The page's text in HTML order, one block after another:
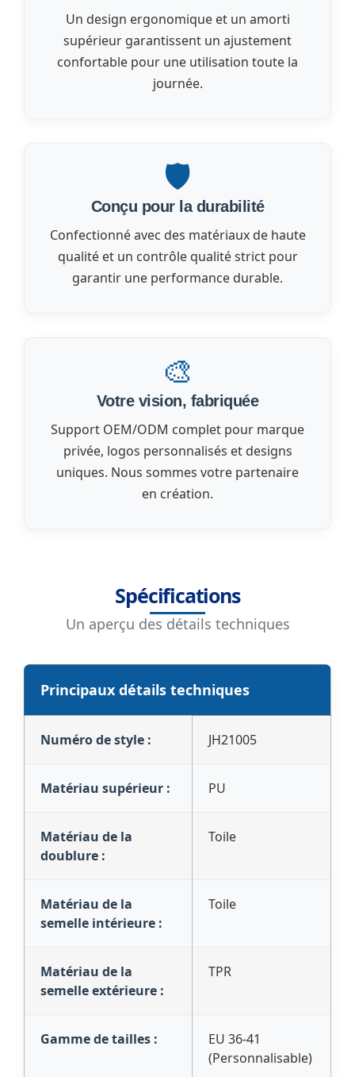
Un design ergonomique et un amorti
supérieur garantissent un ajustement
confortable pour une utilisation toute la
journée.
🛡️
Conçu pour la durabilité
Confectionné avec des matériaux de haute
qualité et un contrôle qualité strict pour
garantir une performance durable.
🎨
Votre vision, fabriquée
Support OEM/ODM complet pour marque
privée, logos personnalisés et designs
uniques. Nous sommes votre partenaire
en création.
Spécifications
Un aperçu des détails techniques
Principaux détails techniques
Numéro de style : JH21005
Matériau supérieur : PU
Matériau de la
doublure :
Toile
Matériau de la
semelle intérieure :
Toile
Matériau de la
semelle extérieure :
TPR
Gamme de tailles :
EU 36-41
(Personnalisable)